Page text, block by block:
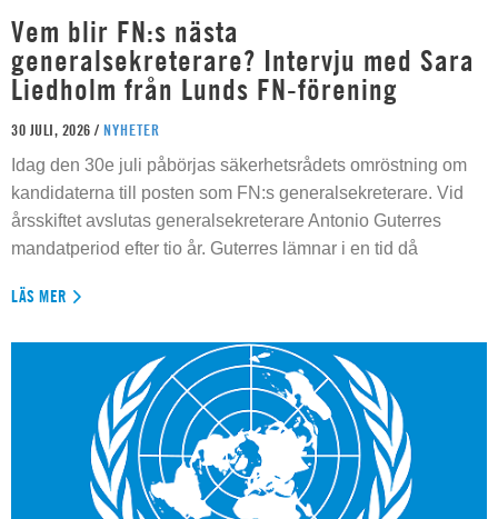
Vem blir FN:s nästa
generalsekreterare? Intervju med Sara
Liedholm från Lunds FN-förening
30 JULI, 2026 / NYHETER
Idag den 30e juli påbörjas säkerhetsrådets omröstning om
kandidaterna till posten som FN:s generalsekreterare. Vid
årsskiftet avslutas generalsekreterare Antonio Guterres
mandatperiod efter tio år. Guterres lämnar i en tid då
LÄS MER